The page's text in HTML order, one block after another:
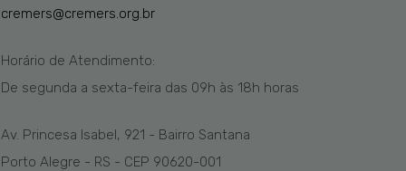
cremers@cremers.org.br
Horário de Atendimento:
De segunda a sexta-feira das 09h às 18h horas
Av. Princesa Isabel, 921 - Bairro Santana
Porto Alegre - RS - CEP 90620-001